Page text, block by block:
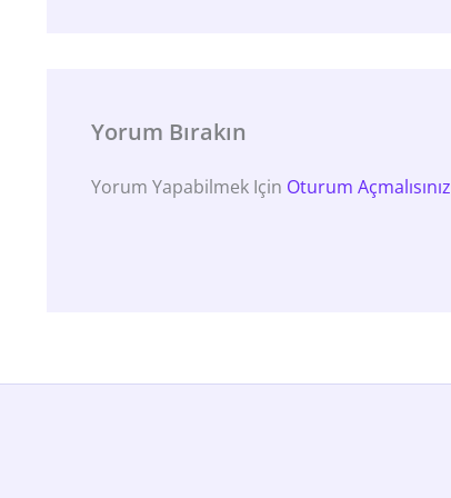
Yorum Bırakın
Yorum Yapabilmek Için Oturum Açmalısınız